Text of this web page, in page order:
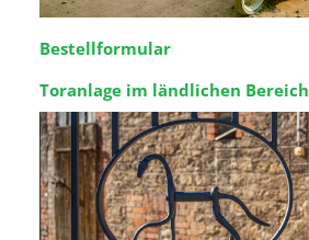
Bestellformular
Toranlage im ländlichen Bereich